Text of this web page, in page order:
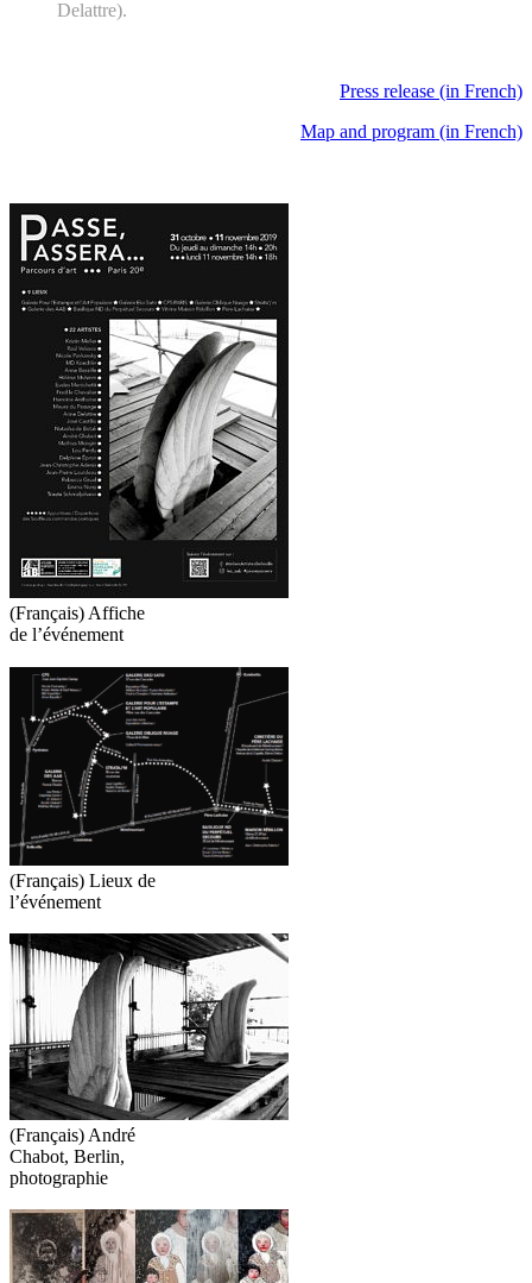
Delattre).
Press release (in French)
Map and program (in French)
(Français) Affiche
de l’événement
(Français) Lieux de
l’événement
(Français) André
Chabot, Berlin,
photographie